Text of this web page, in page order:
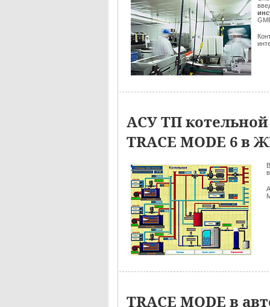
АСУ ТП
TRACE MODE 6 в
TRACE MODE в